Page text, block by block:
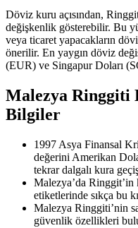
Döviz kuru açısından,
değişkenlik gösterebilir. Bu
veya ticaret yapacakların
önerilir. En yaygın döviz
(EUR) ve Singapur Doları
Malezya Ringgiti
Bilgiler
1997 Asya Finansal
değerini Amerikan
tekrar dalgalı kura
Malezya’da Ringgit’in
etiketlerinde sıkça bu
Malezya Ringgiti’nin
güvenlik özellikleri